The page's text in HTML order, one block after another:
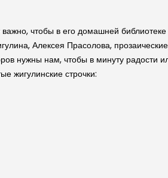
чтобы в его домашней библиотеке
Алексея Прасолова, прозаические
нужны нам, чтобы в минуту радости
жигулинские строчки: